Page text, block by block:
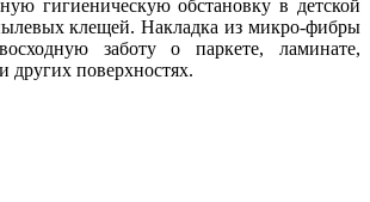
гигиеническую обстановку в детской
клещей. Накладка из микро-фибры
заботу о паркете, ламинате,
других поверхностях.